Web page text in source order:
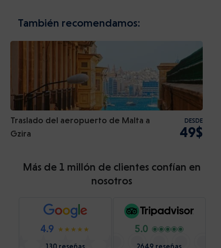
También recomendamos:
Traslado del aeropuerto de Malta a
Gzira
DESDE
49$
Más de 1 millón de clientes confían en
nosotros
4.9 5.0